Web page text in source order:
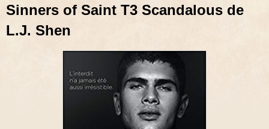
Sinners of Saint T3 Scandalous de
L.J. Shen